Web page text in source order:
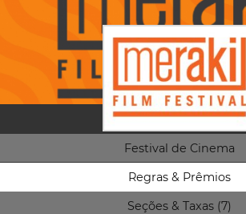
Festival de Cinema
Regras & Prêmios
Seções & Taxas (7)